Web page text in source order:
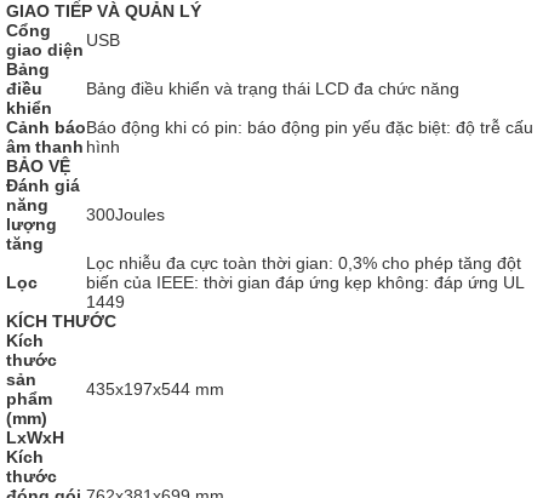
GIAO TIẾP VÀ QUẢN LÝ
Cổng
giao diện USB
Bảng
điều
khiển
Bảng điều khiển và trạng thái LCD đa chức năng
Cảnh báo
âm thanh
Báo động khi có pin: báo động pin yếu đặc biệt: độ trễ cấu
hình
BẢO VỆ
Đánh giá
năng
lượng
tăng
300Joules
Lọc
Lọc nhiễu đa cực toàn thời gian: 0,3% cho phép tăng đột
biến của IEEE: thời gian đáp ứng kẹp không: đáp ứng UL
1449
KÍCH THƯỚC
Kích
thước
sản
phẩm
(mm)
LxWxH
435x197x544 mm
Kích
thước